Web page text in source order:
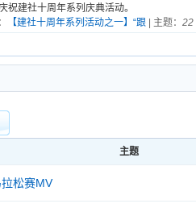
祝建社十周年系列庆典活动。
【建社十周年系列活动之一】“跟| 主题： 22
主题
松赛MV